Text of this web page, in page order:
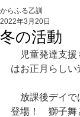
冬の活動
からふる乙訓
2022年3月20日
児童発達支援
はお正月らしい
放課後デイで
登場！　獅子